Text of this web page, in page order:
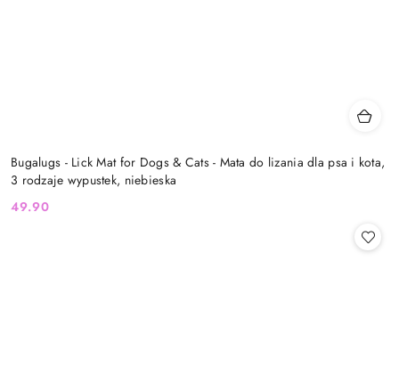
Bugalugs - Lick Mat for Dogs & Cats - Mata do lizania dla psa i kota,
3 rodzaje wypustek, niebieska
Cena:
49.90